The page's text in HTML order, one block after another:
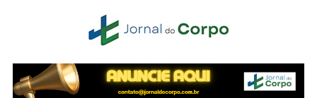
Jornal do Corpo